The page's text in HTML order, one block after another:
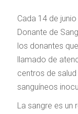
Cada 14 de
Donante de
los donantes
llamado de
centros de
sanguíneos
La sangre es un